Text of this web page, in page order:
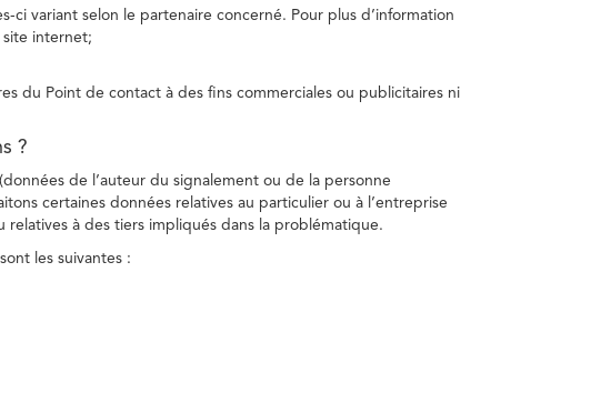
variant selon le partenaire concerné. Pour plus d’information
site internet;
du Point de contact à des fins commerciales ou publicitaires ni
?
de l’auteur du signalement ou de la personne
certaines données relatives au particulier ou à l’entreprise
à des tiers impliqués dans la problématique.
les suivantes :